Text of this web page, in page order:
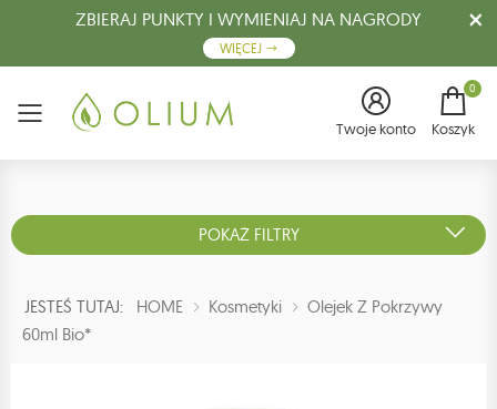
ZBIERAJ PUNKTY I WYMIENIAJ NA NAGRODY
WIĘCEJ
Menu Twoje konto
0
Koszyk
POKAŻ FILTRY
JESTEŚ TUTAJ: HOME Kosmetyki
Olejek Z Pokrzywy
60ml Bio*